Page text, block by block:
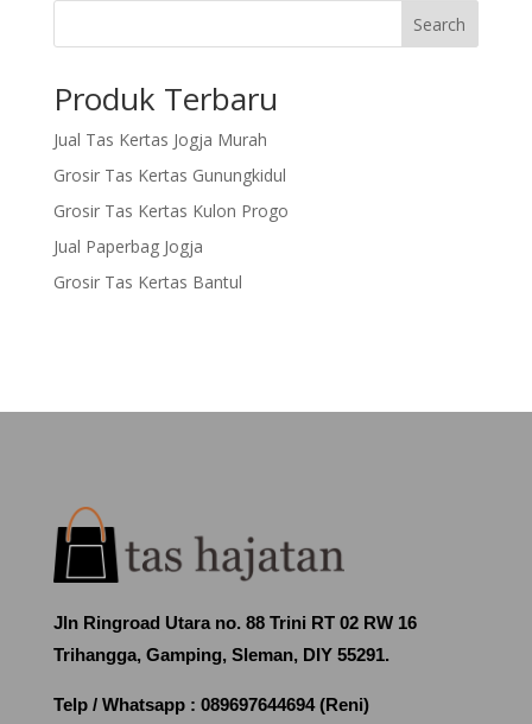
Search
Produk Terbaru
Jual Tas Kertas Jogja Murah
Grosir Tas Kertas Gunungkidul
Grosir Tas Kertas Kulon Progo
Jual Paperbag Jogja
Grosir Tas Kertas Bantul
Jln Ringroad Utara no. 88 Trini RT 02 RW 16
Trihangga, Gamping, Sleman, DIY 55291.
Telp / Whatsapp : 089697644694 (Reni)